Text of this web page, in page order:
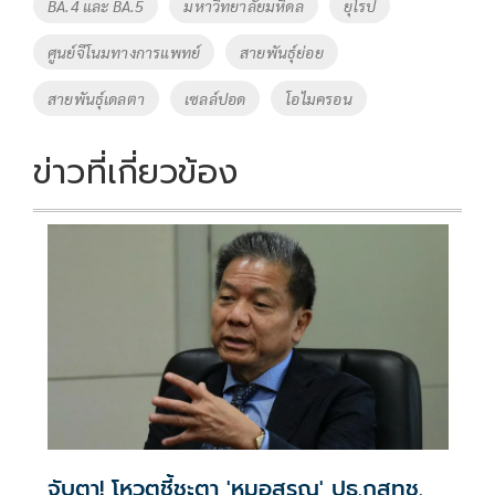
o
k k
BA.4 และ BA.5 มหาวิทยาลัยมหิดล ยุโรป
ศูนย์จีโนมทางการแพทย์ สายพันธุ์ย่อย
สายพันธุ์เดลตา เซลล์ปอด โอไมครอน
ข่าวที่เกี่ยวข้อง